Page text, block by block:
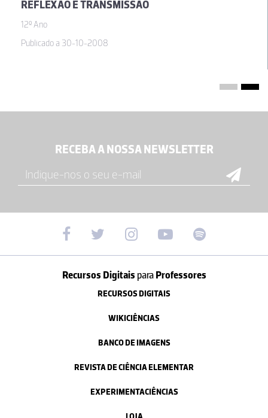
REFLEXÃO E TRANSMISSÃO
12º Ano
Publicado a 30-10-2008
RECEBA A NOSSA NEWSLETTER
Recursos Digitais paraProfessores
RECURSOS DIGITAIS
WIKICIÊNCIAS
BANCO DE IMAGENS
REVISTA DE CIÊNCIA ELEMENTAR
EXPERIMENTACIÊNCIAS